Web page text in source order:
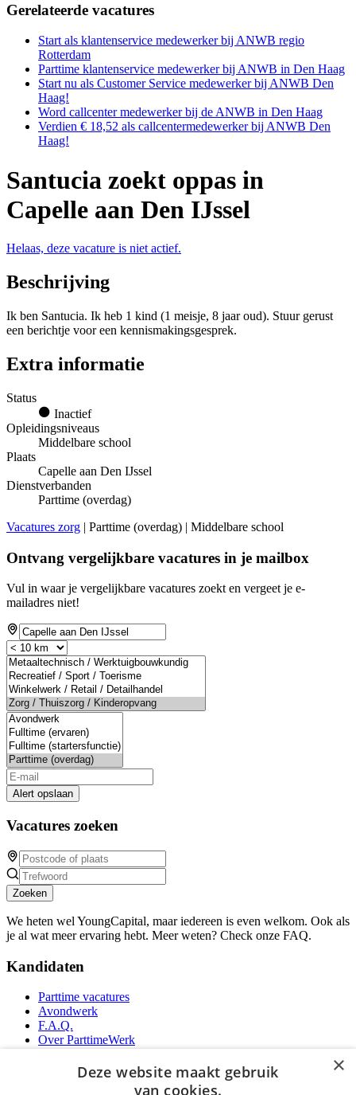
Gerelateerde vacatures
Start als klantenservice medewerker bij ANWB regio
Rotterdam
Parttime klantenservice medewerker bij ANWB in Den Haag
Start nu als Customer Service medewerker bij ANWB Den
Haag!
Word callcenter medewerker bij de ANWB in Den Haag
Verdien € 18,52 als callcentermedewerker bij ANWB Den
Haag!
Santucia zoekt oppas in
Capelle aan Den IJssel
Helaas, deze vacature is niet actief.
Beschrijving
Ik ben Santucia. Ik heb 1 kind (1 meisje, 8 jaar oud). Stuur gerust
een berichtje voor een kennismakingsgesprek.
Extra informatie
Status
Inactief
Opleidingsniveaus
Middelbare school
Plaats
Capelle aan Den IJssel
Dienstverbanden
Parttime (overdag)
Vacatures zorg | Parttime (overdag) | Middelbare school
Ontvang vergelijkbare vacatures in je mailbox
Vul in waar je vergelijkbare vacatures zoekt en vergeet je e-
mailadres niet!
Alert opslaan
Vacatures zoeken
Zoeken
We heten wel YoungCapital, maar iedereen is even welkom. Ook als
je al wat meer ervaring hebt. Meer weten? Check onze FAQ.
Kandidaten
Parttime vacatures
Avondwerk
F.A.Q.
Over ParttimeWerk
YoungCapital Android App
×
Deze website maakt gebruik
van cookies.